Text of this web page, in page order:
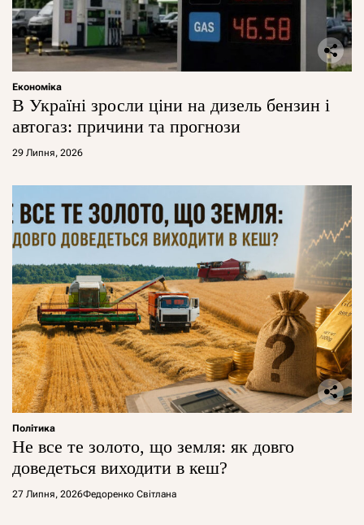
Економіка
В Україні зросли ціни на дизель бензин і
автогаз: причини та прогнози
29 Липня, 2026
Політика
Не все те золото, що земля: як довго
доведеться виходити в кеш?
27 Липня, 2026Федоренко Світлана